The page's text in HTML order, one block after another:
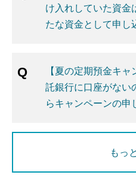
け入れしていた資金
たな資金として申し
【夏の定期預金キ
託銀行に口座がない
らキャンペーンの
もっ